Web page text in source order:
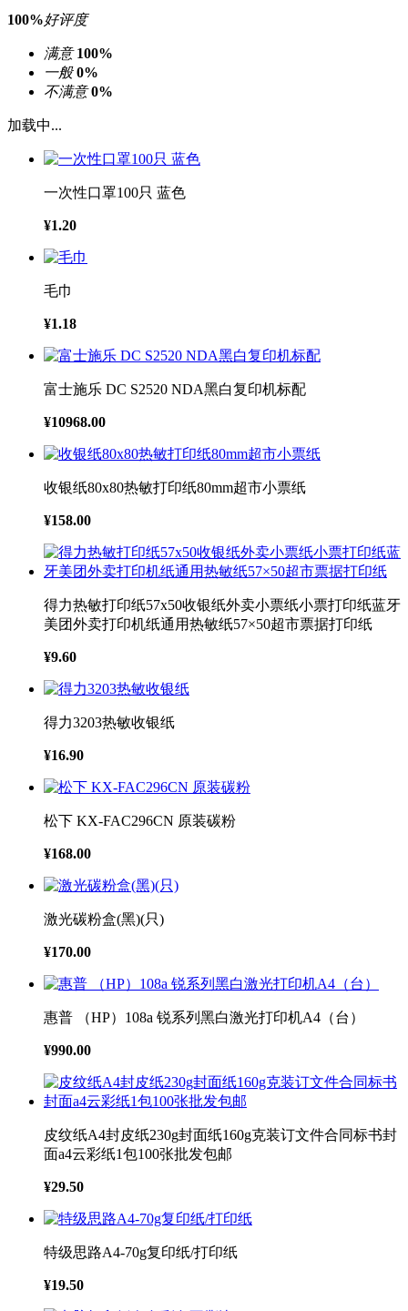
100%好评度
满意 100%
一般 0%
不满意 0%
加载中...
一次性口罩100只 蓝色
¥1.20
毛巾
¥1.18
富士施乐 DC S2520 NDA黑白复印机标配
¥10968.00
收银纸80x80热敏打印纸80mm超市小票纸
¥158.00
得力热敏打印纸57x50收银纸外卖小票纸小票打印纸蓝牙
美团外卖打印机纸通用热敏纸57×50超市票据打印纸
¥9.60
得力3203热敏收银纸
¥16.90
松下 KX-FAC296CN 原装碳粉
¥168.00
激光碳粉盒(黑)(只)
¥170.00
惠普 （HP）108a 锐系列黑白激光打印机A4（台）
¥990.00
皮纹纸A4封皮纸230g封面纸160g克装订文件合同标书封
面a4云彩纸1包100张批发包邮
¥29.50
特级思路A4-70g复印纸/打印纸
¥19.50